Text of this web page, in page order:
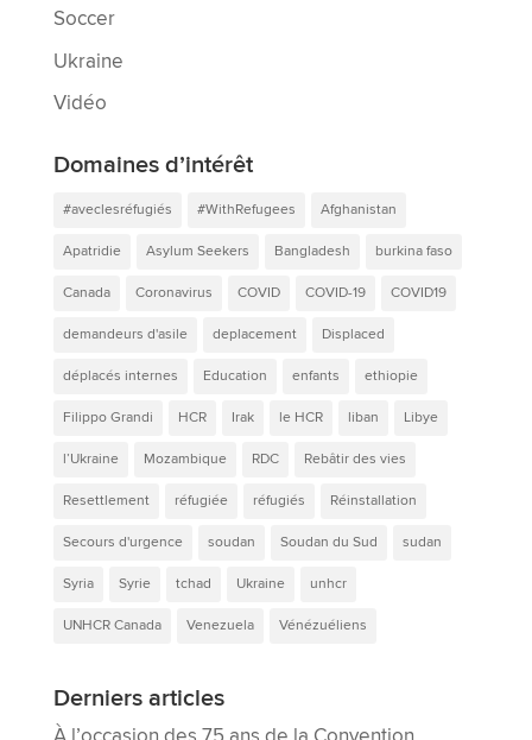
Soccer
Ukraine
Vidéo
Domaines d’intérêt
#aveclesréfugiés #WithRefugees Afghanistan
Apatridie Asylum Seekers Bangladesh burkina faso
Canada Coronavirus COVID COVID-19 COVID19
demandeurs d'asile deplacement Displaced
déplacés internes Education enfants ethiopie
Filippo Grandi HCR Irak le HCR liban Libye
l’Ukraine Mozambique RDC Rebâtir des vies
Resettlement réfugiée réfugiés Réinstallation
Secours d'urgence soudan Soudan du Sud sudan
Syria Syrie tchad Ukraine unhcr
UNHCR Canada Venezuela Vénézuéliens
Derniers articles